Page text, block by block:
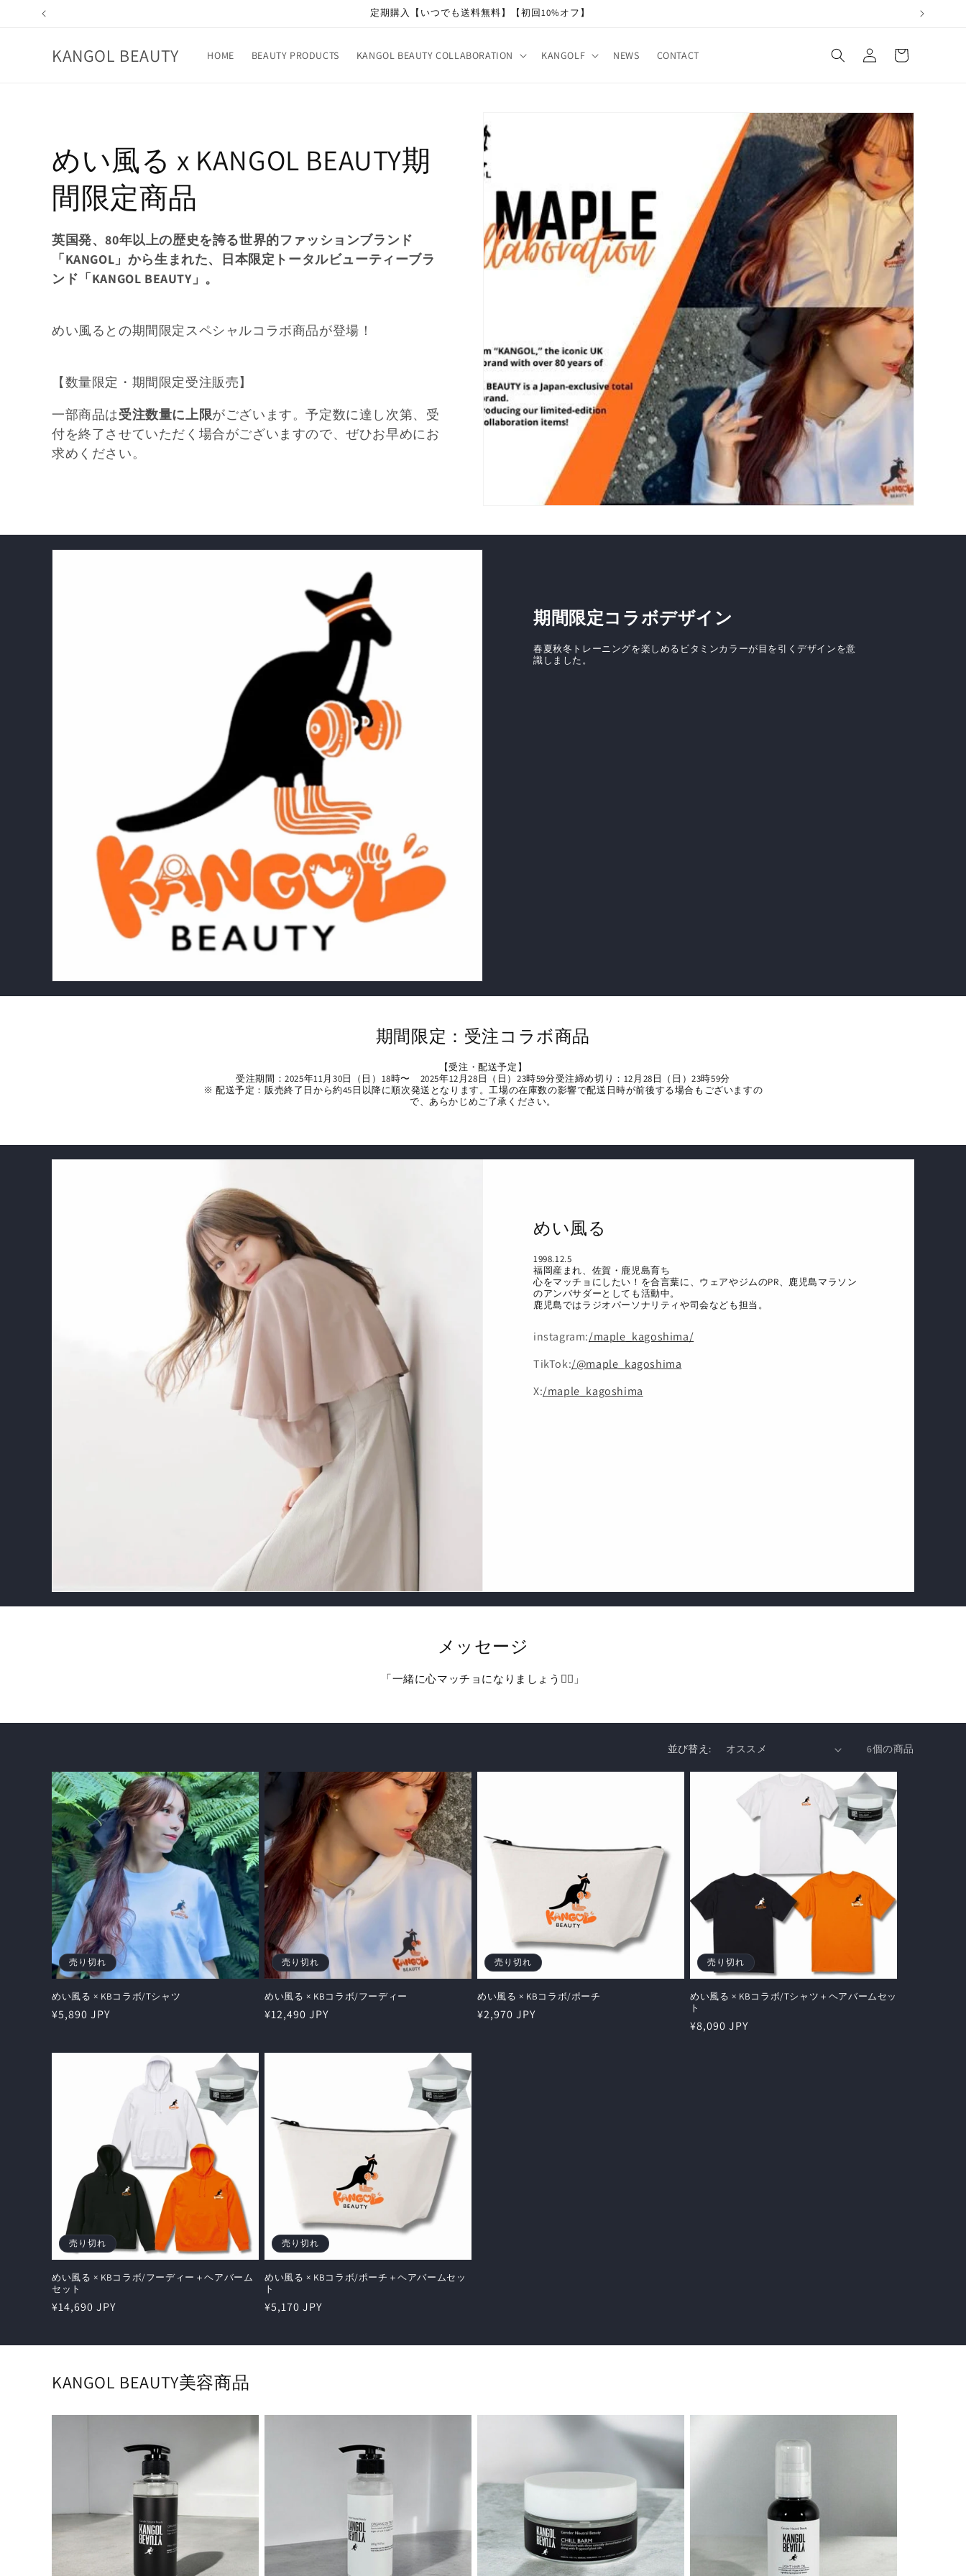
ンツに
定期購入【いつでも送料無料】【初回10%オフ】
KANGOL BEAUTY HOME BEAUTY PRODUCTS KANGOL BEAUTY COLLABORATION KANGOLF NEWS CONTACT
グ
イ
ー
コ
レ
ク
シ
ン
めい風る x KANGOL BEAUTY期
間限定商品
英国発、80年以上の歴史を誇る世界的ファッションブランド
「KANGOL」から生まれた、日本限定トータルビューティーブラ
ンド「KANGOL BEAUTY」。
めい風る との期間限定スペシャルコラボ商品が登場！
【数量限定・期間限定受注販売】
一部商品は受注数量に上限がございます。予定数に達し次第、受
付を終了させていただく場合がございますので、ぜひお早めにお
求めください。
期間限定コラボデザイン
春夏秋冬トレーニングを楽しめるビタミンカラーが目を引くデザインを意
識しました。
期間限定：受注コラボ商品
【受注・配送予定】
受注期間：2025年11月30日（日）18時〜 2025年12月28日（日）23時59分受注締め切り：12月28日（日）23時59分
※ 配送予定：販売終了日から約45日以降に順次発送となります。工場の在庫数の影響で配送日時が前後する場合もございますの
で、あらかじめご了承ください。
めい風る
1998.12.5
福岡産まれ、佐賀・鹿児島育ち
心をマッチョにしたい！を合言葉に、ウェアやジムのPR、鹿児島マラソン
のアンバサダーとしても活動中。
鹿児島ではラジオパーソナリティや司会なども担当。
instagram:/maple_kagoshima/
TikTok:/@maple_kagoshima
X:/maple_kagoshima
メッセージ
「一緒に心マッチョになりましょう❤️‍🔥」
並び替え: 6個の商品
売り切れ
めい風る × KBコラボ/Tシャツ
通
¥5,890 JPY
売り切れ
めい風る × KBコラボ/フーディー
通
¥12,490 JPY
売り切れ
めい風る × KBコラボ/ポーチ
通
¥2,970 JPY
売り切れ
めい風る × KBコラボ/Tシャツ＋ヘアバームセッ
ト
通
¥8,090 JPY
売り切れ
めい風る × KBコラボ/フーディー＋ヘアバーム
セット
通
¥14,690 JPY
売り切れ
めい風る × KBコラボ/ポーチ＋ヘアバームセッ
ト
通
¥5,170 JPY
KANGOL BEAUTY美容商品